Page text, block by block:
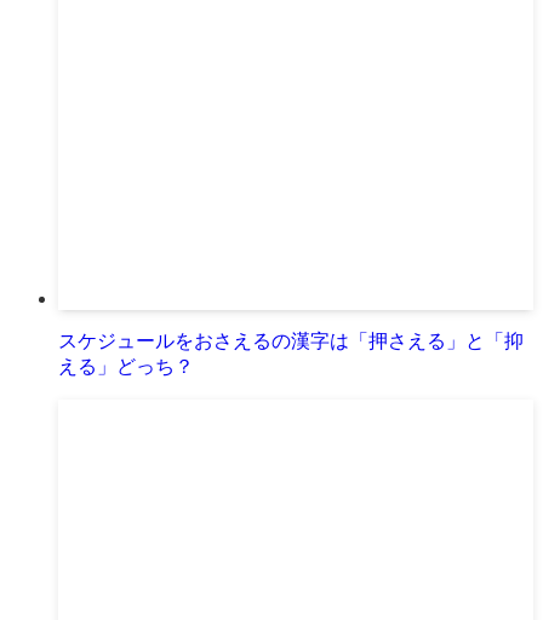
スケジュールをおさえるの漢字は「押さえる」と「抑
える」どっち？